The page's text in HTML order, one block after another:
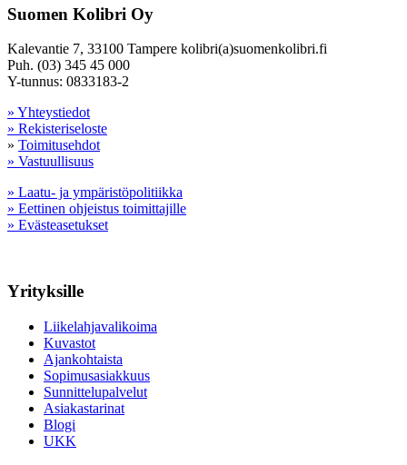
Suomen Kolibri Oy
Kalevantie 7, 33100 Tampere kolibri(a)suomenkolibri.fi
Puh. (03) 345 45 000
Y-tunnus: 0833183-2
» Yhteystiedot
» Rekisteriseloste
» Toimitusehdot
» Vastuullisuus
» Laatu- ja ympäristöpolitiikka
» Eettinen ohjeistus toimittajille
» Evästeasetukset
Yrityksille
Liikelahjavalikoima
Kuvastot
Ajankohtaista
Sopimusasiakkuus
Sunnittelupalvelut
Asiakastarinat
Blogi
UKK